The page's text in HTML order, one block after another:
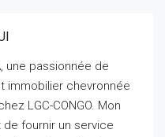
une passionnée de
immobilier chevronnée
LGC-CONGO. Mon
fournir un service